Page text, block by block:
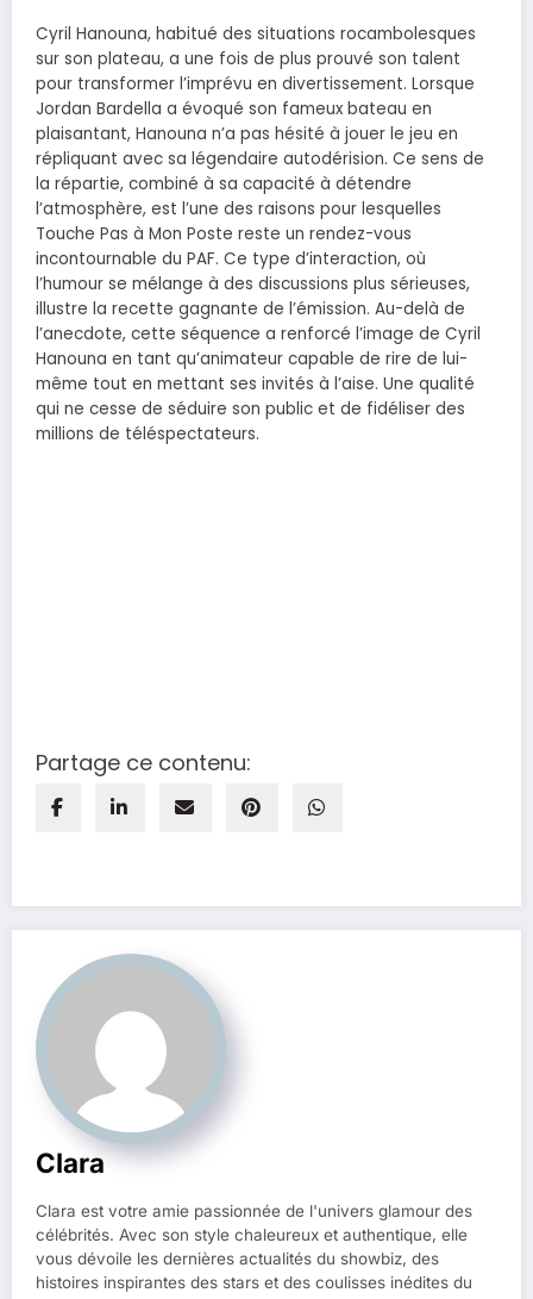
Cyril Hanouna, habitué des situations rocambolesques
sur son plateau, a une fois de plus prouvé son talent
pour transformer l’imprévu en divertissement. Lorsque
Jordan Bardella a évoqué son fameux bateau en
plaisantant, Hanouna n’a pas hésité à jouer le jeu en
répliquant avec sa légendaire autodérision. Ce sens de
la répartie, combiné à sa capacité à détendre
l’atmosphère, est l’une des raisons pour lesquelles
Touche Pas à Mon Poste reste un rendez-vous
incontournable du PAF. Ce type d’interaction, où
l’humour se mélange à des discussions plus sérieuses,
illustre la recette gagnante de l’émission. Au-delà de
l’anecdote, cette séquence a renforcé l’image de Cyril
Hanouna en tant qu’animateur capable de rire de lui-
même tout en mettant ses invités à l’aise. Une qualité
qui ne cesse de séduire son public et de fidéliser des
millions de téléspectateurs.
Partage ce contenu:
Clara
Clara est votre amie passionnée de l'univers glamour des
célébrités. Avec son style chaleureux et authentique, elle
vous dévoile les dernières actualités du showbiz, des
histoires inspirantes des stars et des coulisses inédites du